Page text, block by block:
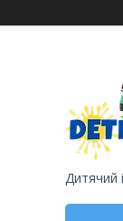
Дитячий